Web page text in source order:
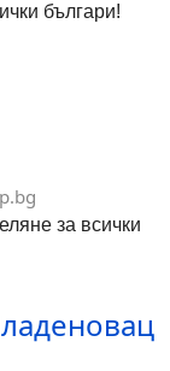
българи!
за всички